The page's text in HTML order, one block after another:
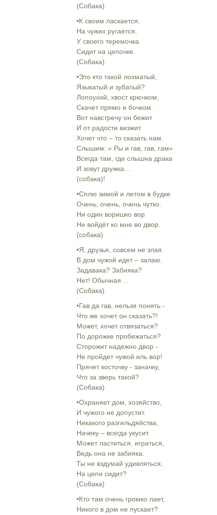
(Собака)
•К своим ласкается,
На чужих ругается.
У своего теремочка
Сидит на цепочке.
(Собака)
•Это кто такой лохматый,
Языкатый и зубатый?
Лопоухий, хвост крючком,
Скачет прямо и бочком.
Вот навстречу он бежит
И от радости визжит.
Хочет что – то сказать нам.
Слышим: « Ры и гав, гав, гам»
Всегда там, где слышна драка
И зовут дружка…
(собака)!
•Сплю зимой и летом в будке
Очень, очень, очень чутко.
Ни один воришко вор
Не войдёт ко мне во двор.
(собака)
•Я, друзья, совсем не злая.
В дом чужой идет – залаю.
Задавака? Забияка?
Нет! Обычная ...
(Собака)
•Гав да гав, нельзя понять -
Что же хочет он сказать?!
Может, хочет отвязаться?
По дорожке пробежаться?
Сторожит надежно двор -
Не пройдет чужой иль вор!
Прячет косточку - заначку,
Что за зверь такой?
(Собака)
•Охраняет дом, хозяйство,
И чужого не допустит.
Никакого разгильдяйства,
Начеку – всегда укусит.
Может ластиться, играться,
Ведь она не забияка.
Ты не вздумай удивляться,
На цепи сидит?
(Собака)
•Кто там очень громко лает,
Никого в дом не пускает?